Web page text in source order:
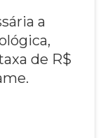
a
de R$